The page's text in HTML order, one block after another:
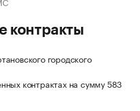
контракты
городского
контрактах на сумму 583